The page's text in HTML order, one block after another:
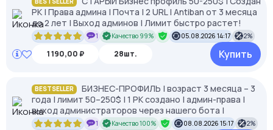
РК | Права админа | Почта | 2 URL | Antiban от 3 месяца
до 2 лет | Выход админов | Лимит быстро растет!
1 Качество 99% 05.08.2026 14:17 2%
1 190,00 ₽ 28шт. Купить
BESTSELLER
БИЗНЕС-ПРОФИЛЬ | возраст 3 месяца – 3
года | лимит 50–250$ | 1 РК создано | админ-права |
выход администраторов через нашего бота |
1 Качество 100% 08.08.2026 15:17 2%